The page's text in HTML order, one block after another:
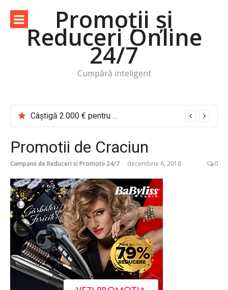
conținut
Promoții și
Reduceri Online
24/7
Cumpără inteligent
Câștigă 2.000 € pentru o vacanță de cititor Cărțile te trimit în călătorie
Promotii de Craciun
Campanii de Reduceri si Promotii 24/7 decembrie 6, 2018 0